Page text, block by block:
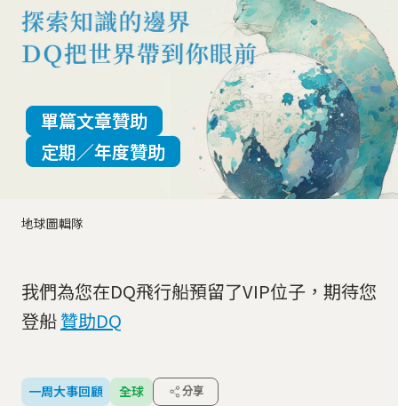
地球圖輯隊
單篇文章贊助
定期／年度贊助
我們為您在DQ飛行船預留了VIP位子，期待您
登船贊助DQ
一周大事回顧 全球 分享